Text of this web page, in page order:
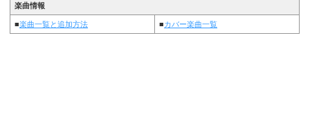
楽曲情報
■楽曲一覧と追加方法 ■カバー楽曲一覧